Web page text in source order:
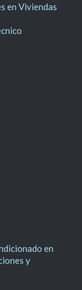
en Viviendas
en
y